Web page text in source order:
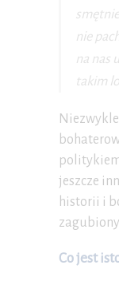
nie
na nas
takim
jeszcze
historii i
Co jest